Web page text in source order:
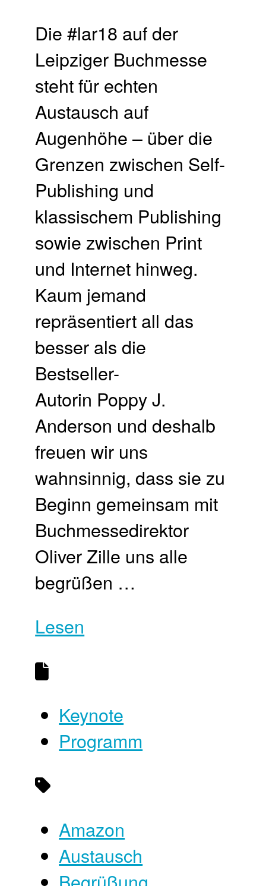
Die #lar18 auf der
Leipziger Buchmesse
steht für echten
Austausch auf
Augenhöhe – über die
Grenzen zwischen Self-
Publishing und
klassischem Publishing
sowie zwischen Print
und Internet hinweg.
Kaum jemand
repräsentiert all das
besser als die
Bestseller-
Autorin Poppy J.
Anderson und deshalb
freuen wir uns
wahnsinnig, dass sie zu
Beginn gemeinsam mit
Buchmessedirektor
Oliver Zille uns alle
begrüßen …
Lesen
Keynote
Programm
Amazon
Austausch